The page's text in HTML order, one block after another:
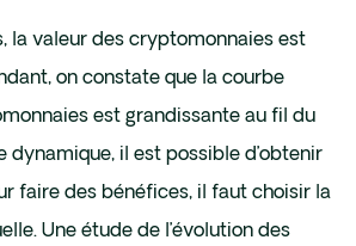
la valeur des cryptomonnaies est
on constate que la courbe
est grandissante au fil du
dynamique, il est possible d’obtenir
faire des bénéfices, il faut choisir la
Une étude de l’évolution des